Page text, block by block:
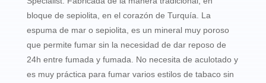
bloque de sepiolita, en el corazón de Turquía. La
espuma de mar o sepiolita, es un mineral muy poroso
que permite fumar sin la necesidad de dar reposo de
24h entre fumada y fumada. No necesita de aculotado y
es muy práctica para fumar varios estilos de tabaco sin